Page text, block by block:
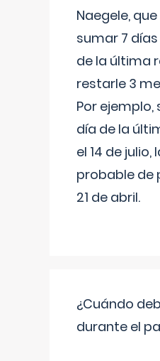
Naegele,
sumar 7
de la última
restarle 3
Por ejemplo,
día de la
el 14 de julio,
probable de
21 de abril.
¿Cuándo
durante el